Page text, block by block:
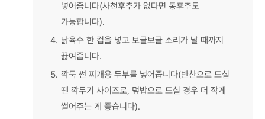
넣어줍니다(사천후추가 없다면 통후추도
가능합니다).
4. 닭육수 한 컵을 넣고 보글보글 소리가 날 때까지
끓여줍니다.
5. 깍둑 썬 찌개용 두부를 넣어줍니다(반찬으로 드실
땐 깍두기 사이즈로, 덮밥으로 드실 경우 더 작게
썰어주는 게 좋습니다).